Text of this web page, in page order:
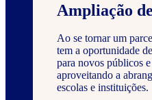
Ampliação
Ao se tornar um
tem a oportunidade
para novos públicos
aproveitando a
escolas e instituições.